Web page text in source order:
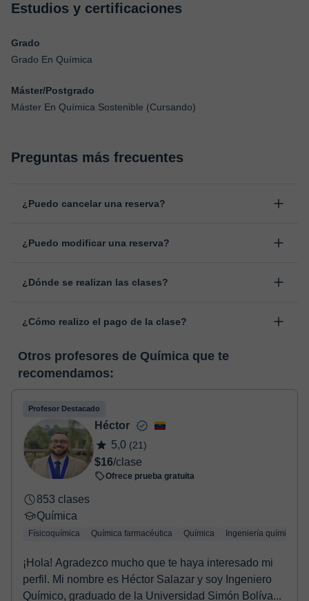
Estudios y certificaciones
Grado
Grado En Química
Máster/Postgrado
Máster En Química Sostenible (Cursando)
Preguntas más frecuentes
¿Puedo cancelar una reserva?
antes de la clase, indicando el motivo de cancelación.
¿Puedo modificar una reserva?
cambiar la hora o el día de clase. Puedes hacerlo desde tu área
¿Dónde se realizan las clases?
desarrollada para el ámbito formativo con muchas
pizarra virtual o el editor de textos a tiempo real. En el siguiente
enlace puedes ver una demo del aula y conocerla:
virtual
¿Cómo realizo el pago de la clase?
horas, podrás realizar el pago mediante nuestro TPV virtual.
Tienes dos opciones para efectuar el pago:
- Tarjeta de crédito.
confirmación de la reserva.
Otros profesores de Química que te
recomendamos:
Profesor Destacado
Héctor
5,0 (21)
$16/clase
Ofrece prueba gratuita
853 clases
Química
Físicoquímica Química farmacéutica Química Ingeniería química
¡Hola! Agradezco mucho que te haya interesado mi
perfil. Mi nombre es Héctor Salazar y soy Ingeniero
Químico, graduado de la Universidad Simón Bolíva...